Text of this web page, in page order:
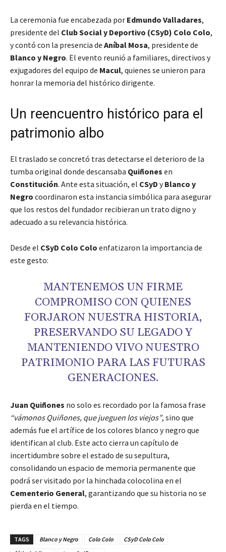
La ceremonia fue encabezada por Edmundo Valladares,
presidente del Club Social y Deportivo (CSyD) Colo Colo,
y contó con la presencia de Aníbal Mosa, presidente de
Blanco y Negro. El evento reunió a familiares, directivos y
exjugadores del equipo de Macul, quienes se unieron para
honrar la memoria del histórico dirigente.
Un reencuentro histórico para el
patrimonio albo
El traslado se concretó tras detectarse el deterioro de la
tumba original donde descansaba Quiñones en
Constitución. Ante esta situación, el CSyD yBlanco y
Negro coordinaron esta instancia simbólica para asegurar
que los restos del fundador recibieran un trato digno y
adecuado a su relevancia histórica.
Desde el CSyD Colo Colo enfatizaron la importancia de
este gesto:
MANTENEMOS UN FIRME
COMPROMISO CON QUIENES
FORJARON NUESTRA HISTORIA,
PRESERVANDO SU LEGADO Y
MANTENIENDO VIVO NUESTRO
PATRIMONIO PARA LAS FUTURAS
GENERACIONES.
Juan Quiñones no solo es recordado por la famosa frase
“vámonos Quiñones, que jueguen los viejos”, sino que
además fue el artífice de los colores blanco y negro que
identifican al club. Este acto cierra un capítulo de
incertidumbre sobre el estado de su sepultura,
consolidando un espacio de memoria permanente que
podrá ser visitado por la hinchada colocolina en el
Cementerio General, garantizando que su historia no se
pierda en el tiempo.
TAGS Blanco y Negro Colo Colo
CSyD Colo Colo